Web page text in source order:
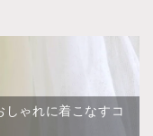
しゃれに着こなすコ